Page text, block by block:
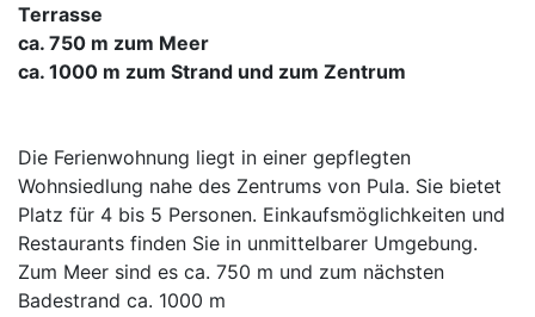
Terrasse
ca. 750 m zum Meer
ca. 1000 m zum Strand und zum Zentrum
Die Ferienwohnung liegt in einer gepflegten
Wohnsiedlung nahe des Zentrums von Pula. Sie bietet
Platz für 4 bis 5 Personen. Einkaufsmöglichkeiten und
Restaurants finden Sie in unmittelbarer Umgebung.
Zum Meer sind es ca. 750 m und zum nächsten
Badestrand ca. 1000 m